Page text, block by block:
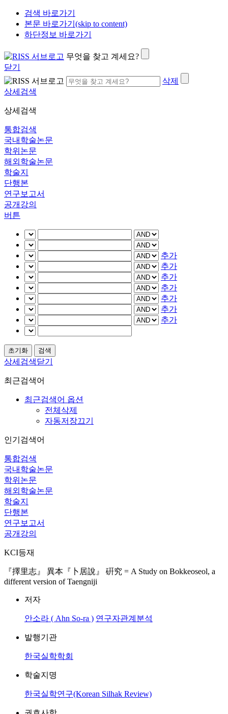
검색 바로가기
본문 바로가기(skip to content)
하단정보 바로가기
무엇을 찾고 계세요?
닫기
삭제
상세검색
상세검색
통합검색
국내학술논문
학위논문
해외학술논문
학술지
단행본
연구보고서
공개강의
버튼
추가
추가
추가
추가
추가
추가
추가
상세검색닫기
최근검색어
최근검색어 옵션
전체삭제
자동저장끄기
인기검색어
통합검색
국내학술논문
학위논문
해외학술논문
학술지
단행본
연구보고서
공개강의
KCI등재
『擇里志』 異本『卜居說』 硏究 = A Study on Bokkeoseol, a
different version of Taengniji
저자
안소라 ( Ahn So-ra ) 연구자관계분석
발행기관
한국실학학회
학술지명
한국실학연구(Korean Silhak Review)